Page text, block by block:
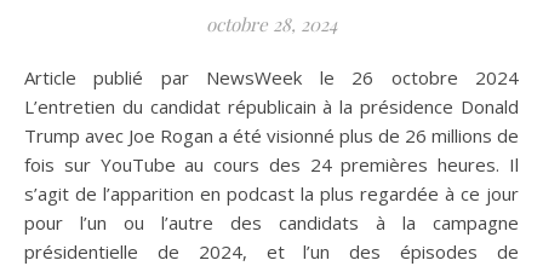
octobre 28, 2024
Article publié par NewsWeek le 26 octobre 2024
L’entretien du candidat républicain à la présidence Donald
Trump avec Joe Rogan a été visionné plus de 26 millions de
fois sur YouTube au cours des 24 premières heures. Il
s’agit de l’apparition en podcast la plus regardée à ce jour
pour l’un ou l’autre des candidats à la campagne
présidentielle de 2024, et l’un des épisodes de